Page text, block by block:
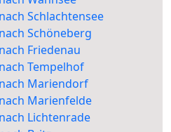
Schlachtensee
Schöneberg
Friedenau
Tempelhof
Mariendorf
Marienfelde
Lichtenrade